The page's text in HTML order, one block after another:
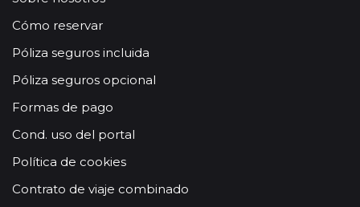
Cómo reservar
Póliza seguros incluida
Póliza seguros opcional
Formas de pago
Cond. uso del portal
Política de cookies
Contrato de viaje combinado